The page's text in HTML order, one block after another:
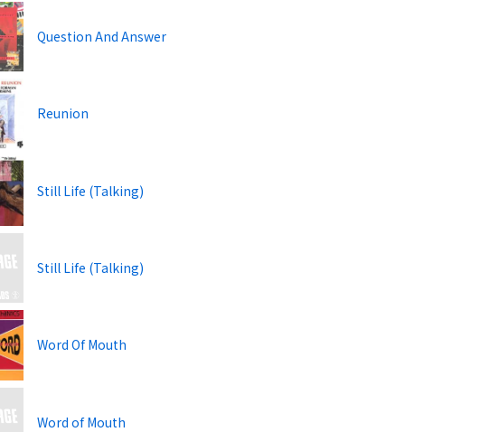
Question And Answer
Reunion
Still Life (Talking)
Still Life (Talking)
Word Of Mouth
Word of Mouth